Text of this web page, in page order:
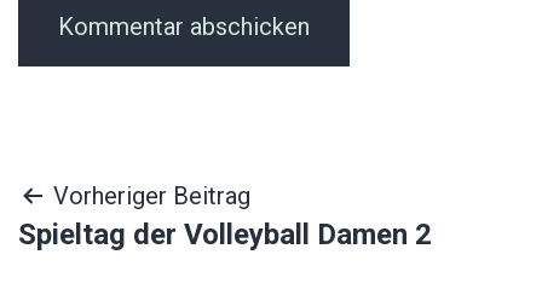
Beitragsnavigation
Vorheriger Beitrag
Spieltag der Volleyball Damen 2